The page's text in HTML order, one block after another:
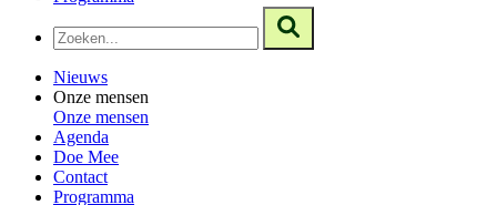
Nieuws
Onze mensen
Onze mensen
Agenda
Doe Mee
Contact
Programma